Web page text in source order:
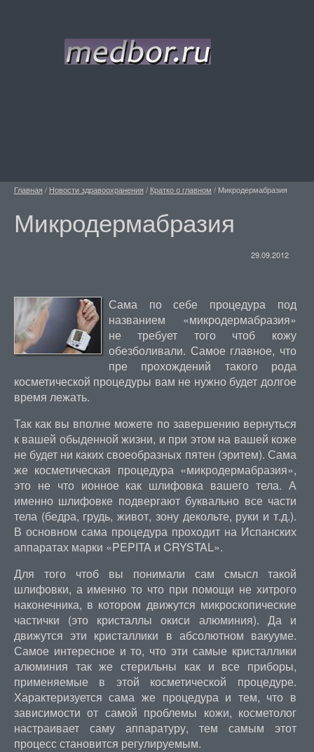
Главная / Новости здравоохранения / Кратко о главном / Микродермабразия
Микродермабразия
29.09.2012
Сама по себе процедура под
названием «микродермабразия»
не требует того чтоб кожу
обезболивали. Самое главное, что
пре прохождений такого рода
косметической процедуры вам не нужно будет долгое
время лежать.
Так как вы вполне можете по завершению вернуться
к вашей обыденной жизни, и при этом на вашей коже
не будет ни каких своеобразных пятен (эритем). Сама
же косметическая процедура «микродермабразия»,
это не что ионное как шлифовка вашего тела. А
именно шлифовке подвергают буквально все части
тела (бедра, грудь, живот, зону декольте, руки и т.д.).
В основном сама процедура проходит на Испанских
аппаратах марки «PEPITA и CRYSTAL».
Для того чтоб вы понимали сам смысл такой
шлифовки, а именно то что при помощи не хитрого
наконечника, в котором движутся микроскопические
частички (это кристаллы окиси алюминия). Да и
движутся эти кристаллики в абсолютном вакууме.
Самое интересное и то, что эти самые кристаллики
алюминия так же стерильны как и все приборы,
применяемые в этой косметической процедуре.
Характеризуется сама же процедура и тем, что в
зависимости от самой проблемы кожи, косметолог
настраивает саму аппаратуру, тем самым этот
процесс становится регулируемым.